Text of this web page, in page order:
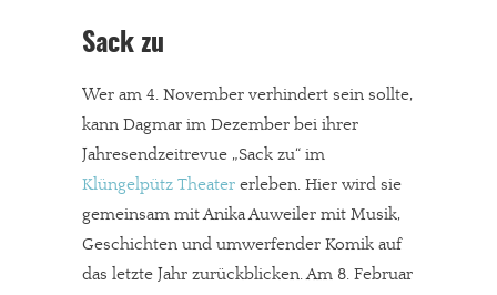
Sack zu
Wer am 4. November verhindert sein sollte,
kann Dagmar im Dezember bei ihrer
Jahresendzeitrevue „Sack zu“ im
Klüngelpütz Theater erleben. Hier wird sie
gemeinsam mit Anika Auweiler mit Musik,
Geschichten und umwerfender Komik auf
das letzte Jahr zurückblicken. Am 8. Februar